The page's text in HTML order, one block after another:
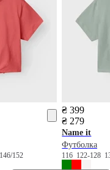
146/152
₴ 399
₴ 279
Name it
Футболка
116 122-128